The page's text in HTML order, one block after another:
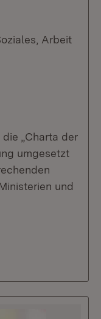
Arbeit
„Charta der
umgesetzt
und